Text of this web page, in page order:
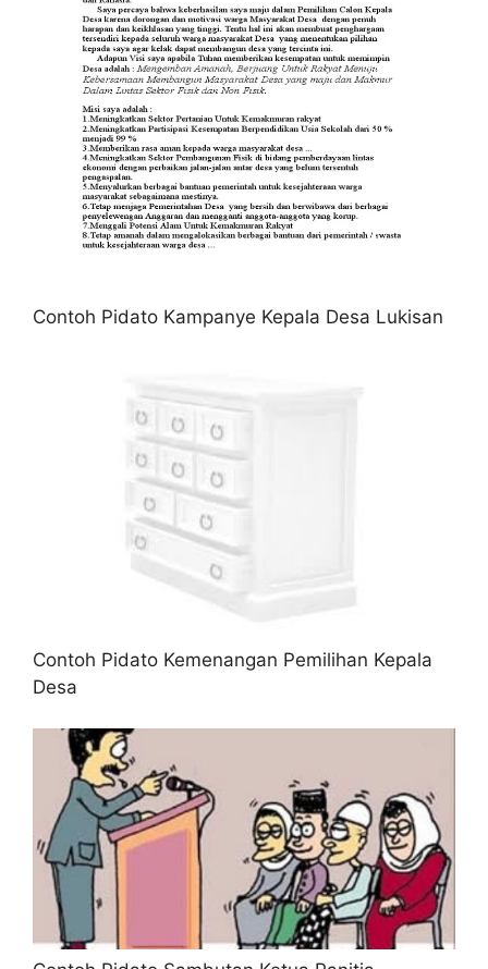
Contoh Pidato Kampanye Kepala Desa Lukisan
Contoh Pidato Kemenangan Pemilihan Kepala
Desa